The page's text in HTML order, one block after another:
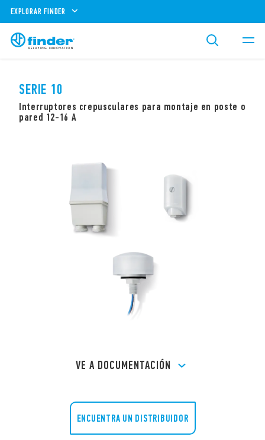
EXPLORAR FINDER
SERIE 10
Interruptores crepusculares para montaje en poste o
pared 12-16 A
VE A DOCUMENTACIÓN
ENCUENTRA UN DISTRIBUIDOR